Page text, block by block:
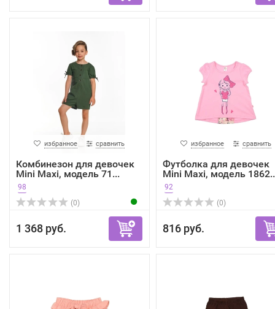
избранное сравнить
Комбинезон для девочек
Mini Maxi, модель 71...
98
(0)
1 368 руб.
избранное сравнить
Футболка для девочек
Mini Maxi, модель
92
(0)
816 руб.